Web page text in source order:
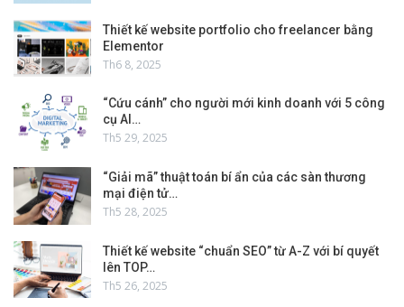
Thiết kế website portfolio cho freelancer bằng
Elementor
Th6 8, 2025
“Cứu cánh” cho người mới kinh doanh với 5 công
cụ AI…
Th5 29, 2025
“Giải mã” thuật toán bí ẩn của các sàn thương
mại điện tử…
Th5 28, 2025
Thiết kế website “chuẩn SEO” từ A-Z với bí quyết
lên TOP…
Th5 26, 2025